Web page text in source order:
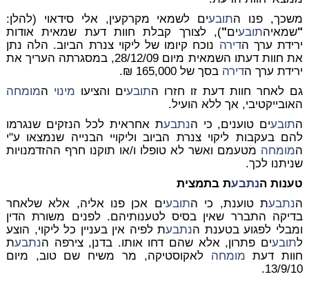
משכך, פנו התובעים לשמאי מקרקעין, אלי סידאוי (להלן:
"שמאיהתובעים"), לצורך קבלת חוות דעת שמאית אודות
ירידת ערך הדירה נוכח קיומו של ליקוי צנרת הביוב. הלה נתן
את חוות דעתו השמאית מיום 28/12/09, במסגרתה העריך את
ירידת ערך הדירה בסך של 165,000 ₪.
גם לאחר חוות דעת זו חזרו התובעים והציעו מינוי המומחה
האובייקטיבי, אך ללא הועיל.
התובעים טוענים, כי הנתבעת אחראית לכל הנזקים שנגרמו
להם בעקבות ליקוי צנרת הביוב וליקויי הבנייה שנמצאו ע"י
המומחה מטעמם ואשר לא טופלו ו/או תוקנו חרף ההזדמנויות
שניתנו לכך.
טענות הנתבעת בתמצית
הנתבעת טוענת, כי התובעים אכן פנו אליה, אלא שלאחר
בדיקה התברר שאין בסיס לטענותיהם. לפנים משורת הדין
ומבלי לפגוע בטענת הנתבעת לפיה אין בעניין כל ליקוי, הוצע
לתובעים פתרון, אלא שהם דחו אותו. בדנן, צירפה הנתבעת
חוות דעת מומחה לאקוסטיקה, מר משיח שם טוב, מיום
13/9/10.